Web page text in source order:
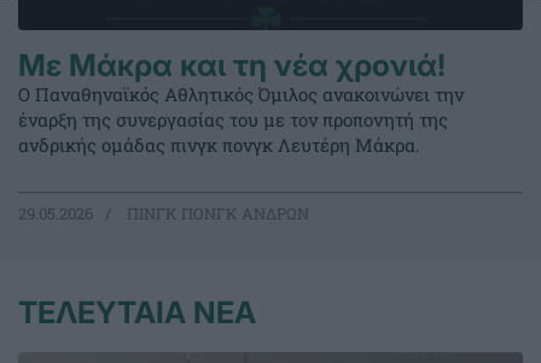
Με Μάκρα και τη νέα χρονιά!
Ο Παναθηναϊκός Αθλητικός Όμιλος ανακοινώνει την
έναρξη της συνεργασίας του με τον προπονητή της
ανδρικής ομάδας πινγκ πονγκ Λευτέρη Μάκρα.
29.05.2026 ΠΙΝΓΚ ΠΟΝΓΚ ΑΝΔΡΩΝ
ΤΕΛΕΥΤΑΙΑ ΝΕΑ